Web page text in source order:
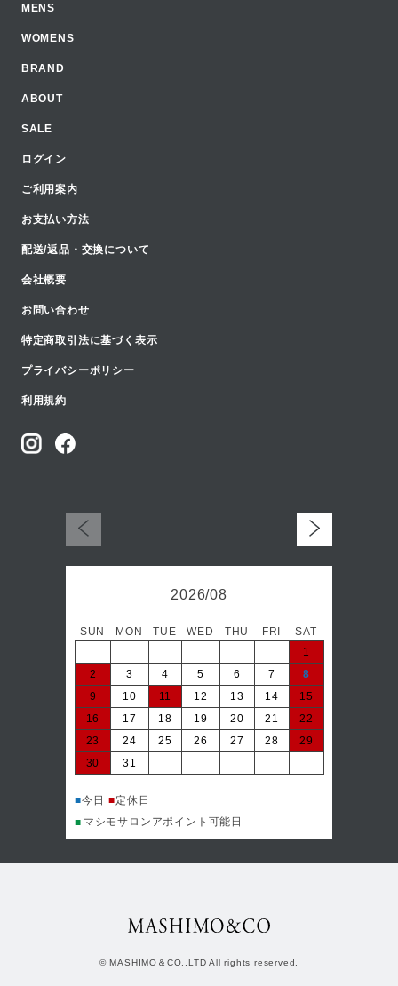
MENS
WOMENS
BRAND
ABOUT
SALE
ログイン
ご利用案内
お支払い方法
配送/返品・交換について
会社概要
お問い合わせ
特定商取引法に基づく表示
プライバシーポリシー
利用規約
2026/08
SUN MON TUE WED THU FRI
SAT
1
2
3 4 5 6 7
8
9
10 11 12 13 14
15
16
17 18 19 20 21
22
23
24 25 26 27 28
29
30
31
■今日 ■定休日
■ マシモサロンアポイント可能日
© MASHIMO＆CO.,LTD All rights reserved.